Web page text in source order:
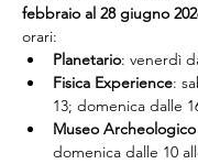
febbraio al 28 giugno
orari:
Planetario: venerdì
Fisica Experience:
13; domenica dalle
Museo
domenica dalle 10